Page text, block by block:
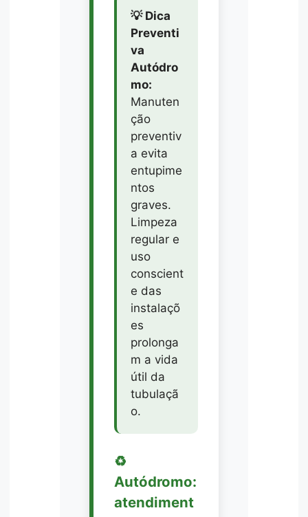
💡 Dica
Preventi
va
Autódro
mo:
Manuten
ção
preventiv
a evita
entupime
ntos
graves.
Limpeza
regular e
uso
conscient
e das
instalaçõ
es
prolonga
m a vida
útil da
tubulaçã
o.
♻️
Autódromo:
atendiment